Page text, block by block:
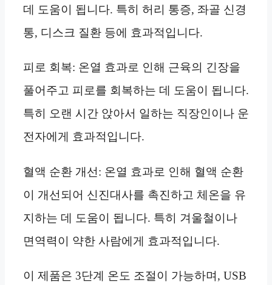
데 도움이 됩니다. 특히 허리 통증, 좌골 신경
통, 디스크 질환 등에 효과적입니다.
피로 회복: 온열 효과로 인해 근육의 긴장을
풀어주고 피로를 회복하는 데 도움이 됩니다.
특히 오랜 시간 앉아서 일하는 직장인이나 운
전자에게 효과적입니다.
혈액 순환 개선: 온열 효과로 인해 혈액 순환
이 개선되어 신진대사를 촉진하고 체온을 유
지하는 데 도움이 됩니다. 특히 겨울철이나
면역력이 약한 사람에게 효과적입니다.
이 제품은 3단계 온도 조절이 가능하며, USB